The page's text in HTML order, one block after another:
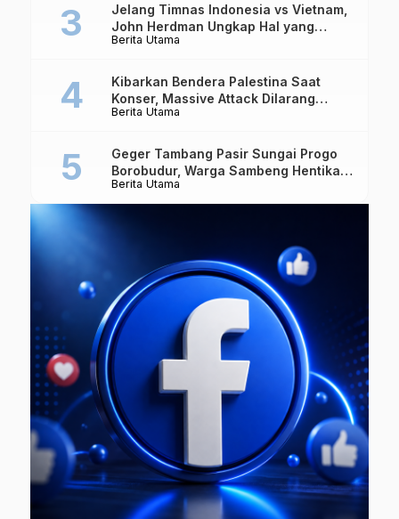
Berita Utama
Jelang Timnas Indonesia vs Vietnam,
John Herdman Ungkap Hal yang
Dipertaruhkan
Berita Utama
Kibarkan Bendera Palestina Saat
Konser, Massive Attack Dilarang
Masuk Singapura Lagi
Berita Utama
Geger Tambang Pasir Sungai Progo
Borobudur, Warga Sambeng Hentikan
Alat Berat dan Usir Truk